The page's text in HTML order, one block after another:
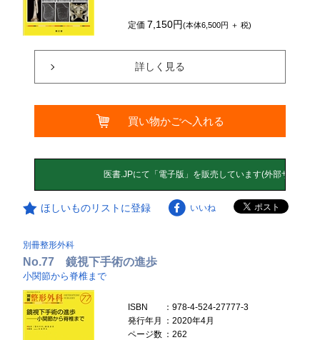
定価 7,150円(本体6,500円 ＋ 税)
詳しく見る
買い物かごへ入れる
ほしいものリストに登録 いいね
別冊整形外科
No.77 鏡視下手術の進歩
小関節から脊椎まで
ISBN
：978-4-524-27777-3
発行年月
：2020年4月
ページ数 ：262